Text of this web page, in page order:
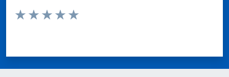
Valuta da 1 a 5 stelle la pagina